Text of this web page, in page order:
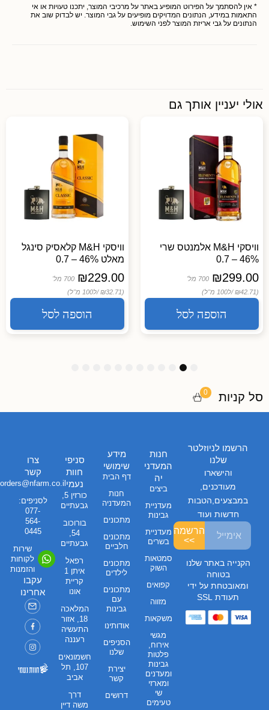
* אין להסתמך על הפירוט המופיע באתר על מרכיבי המוצר, יתכנו טעויות או אי
התאמות במידע, הנתונים המדויקים מופיעים על גבי המוצר. יש לבדוק שוב את
הנתונים על גבי אריזת המוצר לפני השימוש.
אולי יעניין אותך גם
וויסקי M&H אלמנטס שרי
46% – 0.7
₪299.00
700 מל'
(₪42.71 /
ל100 מ"ל)
הוספה לסל
וויסקי M&H קלאסיק סינגל
מאלט 46% – 0.7
₪229.00
700 מל'
(₪32.71 /
ל100 מ"ל)
הוספה לסל
סל קניות 0
חנות
המעדני
יה
ביצים
מעדניית
גבינות
מעדניית
בשרים
סמטאות
השוק
קפואים
מזווה
משקאות
מגשי
אירוח,
פלטות
גבינות
ומעדנים
ומארזי
שי
טעימים
מידע
שימושי
דף הבית
חנות
המעדניה
מתכונים
מתכונים
חלביים
מתכונים
לילדים
מתכונים
עם
גבינות
אודותינו
הסניפים
שלנו
יצירת
קשר
דרושים
סניפי
חוות
נעמי
כורזין 5,
גבעתיים
בורוכוב
54,
גבעתיים
רפאל
איתן 1
קריית
אונו
המלאכה
18, אזור
התעשיה
רעננה
חשמונאים
107, תל
אביב
דרך
משה דיין
צרו
קשר
orders@nfarm.co.il
לסניפים:
077-
564-
0445
שירות
לקוחות
והזמנות
עקבו
אחרינו
הרשמו לניוזלטר
שלנו
והישארו
מעודכנים,
במבצעים,הטבות
חדשות ועוד
הרשמה
>>
הקנייה באתר שלנו
בטוחה
ומאובטחת על ידי
תעודת SSL